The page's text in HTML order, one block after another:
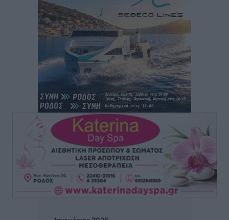
Άρης Αρχαγγέλου: Στο πλευρό του άτυχου Ιάκωβου
Θωμά
Αθλητικά• πριν 4 ώρες
Φοίβος: Η μεγάλη επιστροφή του Μπρένο Σαλβατιέρα
πριν 5 ώρες
Κλεάνθης: Έτοιμες οι κάρτες διαρκείας της νέας
σεζόν
Αθλητικά πριν 5 ώρες
Ατρόμητος Διμυλιάς: Ο Μαργαρίτης και μία
αδιαπραγμάτευτη φιλοσοφία
Αθλητικά• πριν 5 ώρες